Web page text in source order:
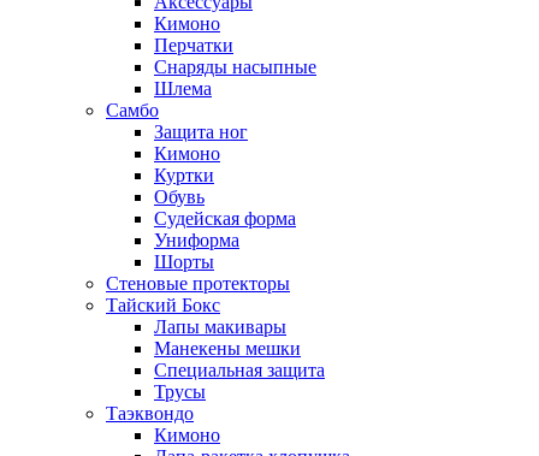
Кимоно
Перчатки
Снаряды насыпные
Шлема
Самбо
Защита ног
Кимоно
Куртки
Обувь
Судейская форма
Униформа
Шорты
Стеновые протекторы
Тайский Бокс
Лапы макивары
Манекены мешки
Специальная защита
Трусы
Таэквондо
Кимоно